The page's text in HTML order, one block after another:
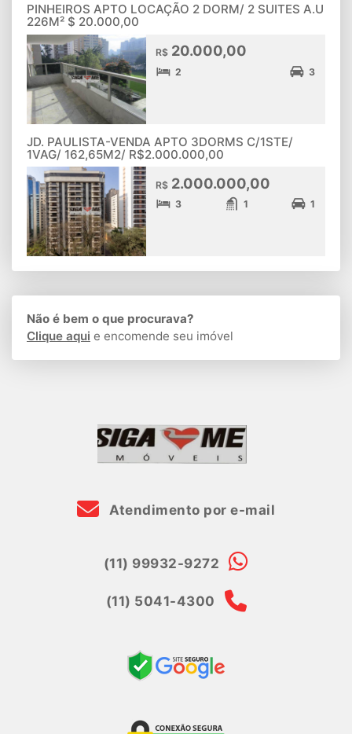
PINHEIROS APTO LOCAÇÃO 2 DORM/ 2 SUITES A.U
226M² $ 20.000,00
R$ 20.000,00
2 3
JD. PAULISTA-VENDA APTO 3DORMS C/1STE/
1VAG/ 162,65M2/ R$2.000.000,00
R$ 2.000.000,00
3 1 1
Não é bem o que procurava?
Clique aqui e encomende seu imóvel
Atendimento por e-mail
(11) 99932-9272
(11) 5041-4300